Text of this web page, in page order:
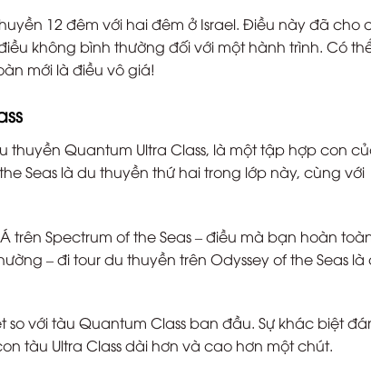
12 đêm với hai đêm ở Israel. Điều này đã cho
không bình thường đối với một hành trình. Có
mới là điều vô giá!
thuyền Quantum Ultra Class, là một tập hợp con
Seas là du thuyền thứ hai trong lớp này, cùng với
trên Spectrum of the Seas – điều mà bạn hoàn
– đi tour du thuyền trên Odyssey of the Seas
với tàu Quantum Class ban đầu. Sự khác biệt
tàu Ultra Class dài hơn và cao hơn một chút.